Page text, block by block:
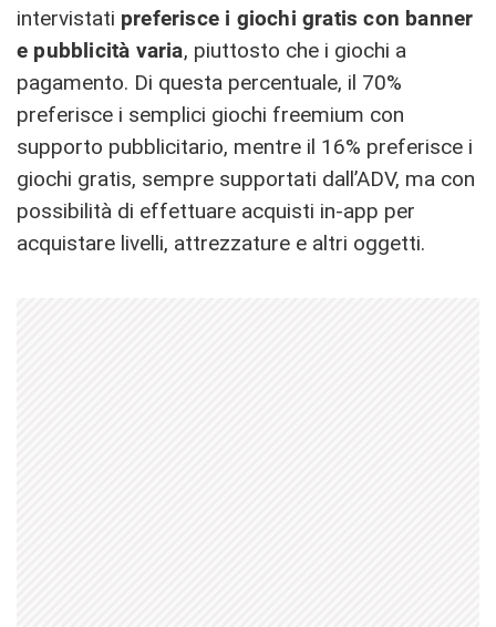
intervistati preferisce i giochi gratis con banner
e pubblicità varia, piuttosto che i giochi a
pagamento. Di questa percentuale, il 70%
preferisce i semplici giochi freemium con
supporto pubblicitario, mentre il 16% preferisce i
giochi gratis, sempre supportati dall’ADV, ma con
possibilità di effettuare acquisti in-app per
acquistare livelli, attrezzature e altri oggetti.